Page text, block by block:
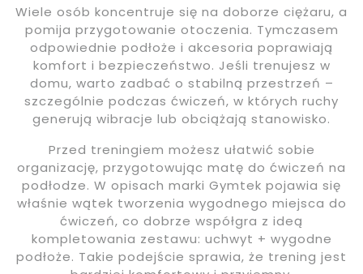
Wiele osób koncentruje się na doborze ciężaru, a
pomija przygotowanie otoczenia. Tymczasem
odpowiednie podłoże i akcesoria poprawiają
komfort i bezpieczeństwo. Jeśli trenujesz w
domu, warto zadbać o stabilną przestrzeń –
szczególnie podczas ćwiczeń, w których ruchy
generują wibracje lub obciążają stanowisko.
Przed treningiem możesz ułatwić sobie
organizację, przygotowując matę do ćwiczeń na
podłodze. W opisach marki Gymtek pojawia się
właśnie wątek tworzenia wygodnego miejsca do
ćwiczeń, co dobrze współgra z ideą
kompletowania zestawu: uchwyt + wygodne
podłoże. Takie podejście sprawia, że trening jest